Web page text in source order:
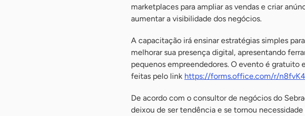
marketplaces para ampliar as vendas e criar
aumentar a visibilidade dos negócios.
A capacitação irá ensinar estratégias simples
melhorar sua presença digital, apresentando
pequenos empreendedores. O evento é gratuito
feitas pelo link https://forms.office.com/r/
De acordo com o consultor de negócios do
deixou de ser tendência e se tornou